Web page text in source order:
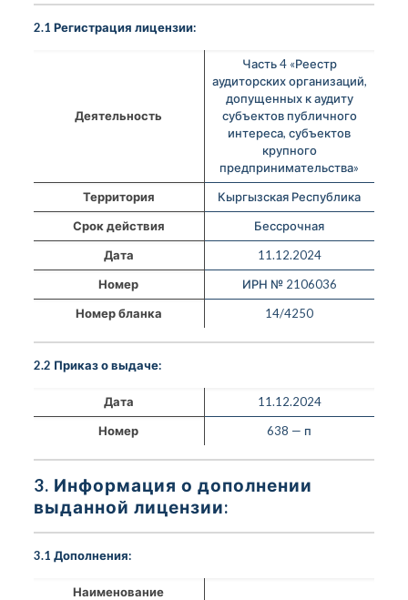
2.1 Регистрация лицензии:
Деятельность
Часть 4 «Реестр
аудиторских организаций,
допущенных к аудиту
субъектов публичного
интереса, субъектов
крупного
предпринимательства»
Территория
Кыргызская Республика
Срок действия
Бессрочная
Дата
11.12.2024
Номер
ИРН № 2106036
Номер бланка
14/4250
2.2 Приказ о выдаче:
Дата
11.12.2024
Номер
638 — п
3. Информация о дополнении
выданной лицензии:
3.1 Дополнения:
Наименование